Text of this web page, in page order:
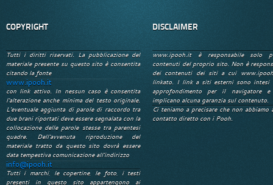
COPYRIGHT
Tutti i diritti riservati. La pubblicazione del
materiale presente su questo sito è consentita
citando la fonte
www.ipooh.it
con link attivo. In nessun caso è consentita
l'alterazione anche minima del testo originale.
L'eventuale aggiunta di parole di raccordo tra
due brani riportati deve essere segnalata con la
collocazione delle parole stesse tra parentesi
quadre. Dell'avvenuta riproduzione del
materiale tratto da questo sito dovrà essere
data tempestiva comunicazione all'indirizzo
info@ipooh.it
Tutti i marchi, le copertine, le foto, i testi
presenti in questo sito appartengono ai
DISCLAIMER
www.ipooh.it è responsabile solo
contenuti del proprio sito. Non è
dei contenuti dei siti a cui
linkato. I link a siti esterni sono intesi
approfondimento per il navigatore
implicano alcuna garanzia sul contenuto.
Ci teniamo a precisare che non abbiamo
contatto diretto con i Pooh.